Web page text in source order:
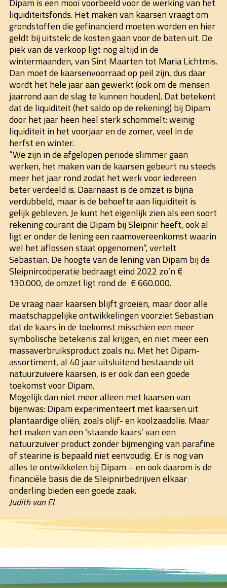
Dipam is een mooi voorbeeld voor de werking van het
liquiditeitsfonds. Het maken van kaarsen vraagt om
grondstoffen die gefinancierd moeten worden en hier
geldt bij uitstek: de kosten gaan voor de baten uit. De
piek van de verkoop ligt nog altijd in de
wintermaanden, van Sint Maarten tot Maria Lichtmis.
Dan moet de kaarsenvoorraad op peil zijn, dus daar
wordt het hele jaar aan gewerkt (ook om de mensen
jaarrond aan de slag te kunnen houden). Dat betekent
dat de liquiditeit (het saldo op de rekening) bij Dipam
door het jaar heen heel sterk schommelt: weinig
liquiditeit in het voorjaar en de zomer, veel in de
herfst en winter.
“We zijn in de afgelopen periode slimmer gaan
werken, het maken van de kaarsen gebeurt nu steeds
meer het jaar rond zodat het werk voor iedereen
beter verdeeld is. Daarnaast is de omzet is bijna
verdubbeld, maar is de behoefte aan liquiditeit is
gelijk gebleven. Je kunt het eigenlijk zien als een soort
rekening courant die Dipam bij Sleipnir heeft, ook al
ligt er onder de lening een raamovereenkomst waarin
wel het aflossen staat opgenomen”, vertelt
Sebastian. De hoogte van de lening van Dipam bij de
Sleipnircoöperatie bedraagt eind 2022 zo’n €
130.000, de omzet ligt rond de € 660.000.
De vraag naar kaarsen blijft groeien, maar door alle
maatschappelijke ontwikkelingen voorziet Sebastian
dat de kaars in de toekomst misschien een meer
symbolische betekenis zal krijgen, en niet meer een
massaverbruiksproduct zoals nu. Met het Dipam-
assortiment, al 40 jaar uitsluitend bestaande uit
natuurzuivere kaarsen, is er ook dan een goede
toekomst voor Dipam.
Mogelijk dan niet meer alleen met kaarsen van
bijenwas: Dipam experimenteert met kaarsen uit
plantaardige oliën, zoals olijf- en koolzaadolie. Maar
het maken van een ‘staande kaars’ van een
natuurzuiver product zonder bijmenging van parafine
of stearine is bepaald niet eenvoudig. Er is nog van
alles te ontwikkelen bij Dipam – en ook daarom is de
financiële basis die de Sleipnirbedrijven elkaar
onderling bieden een goede zaak.
Judith van El